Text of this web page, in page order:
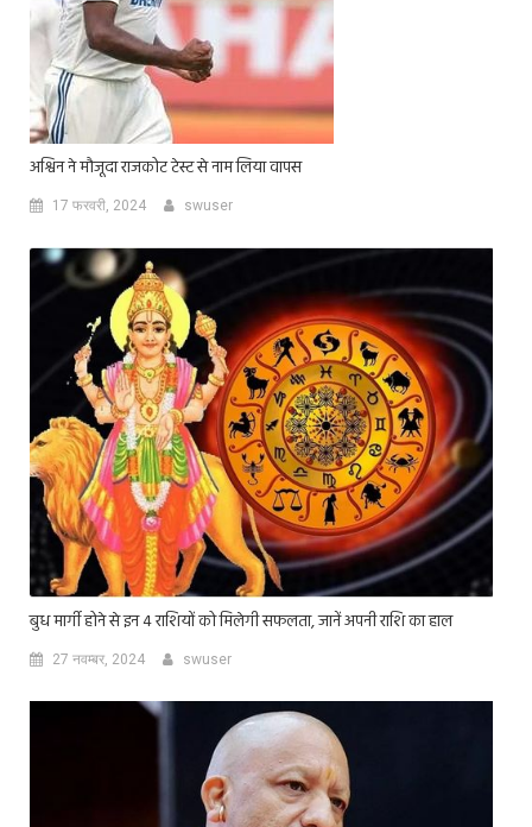
अश्विन ने मौजूदा राजकोट टेस्ट से नाम लिया वापस
17 फरवरी, 2024 swuser
बुध मार्गी होने से इन 4 राशियों को मिलेगी सफलता, जानें अपनी राशि का हाल
27 नवम्बर, 2024 swuser